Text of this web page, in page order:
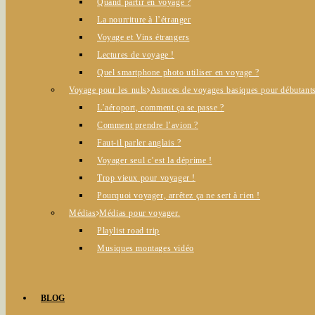
Quand partir en voyage ?
La nourriture à l’étranger
Voyage et Vins étrangers
Lectures de voyage !
Quel smartphone photo utiliser en voyage ?
Voyage pour les nuls Astuces de voyages basiques pour
L’aéroport, comment ça se passe ?
Comment prendre l’avion ?
Faut-il parler anglais ?
Voyager seul c’est la déprime !
Trop vieux pour voyager !
Pourquoi voyager, arrêtez ça ne sert à rien !
Médias Médias pour voyager.
Playlist road trip
Musiques montages vidéo
BLOG